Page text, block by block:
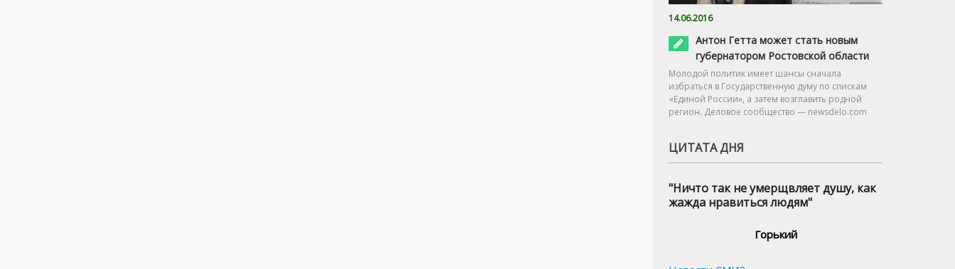
14.06.2016
Антон Гетта может стать новым
губернатором Ростовской области
Молодой политик имеет шансы сначала
избраться в Государственную думу по спискам
«Единой России», а затем возглавить родной
регион. Деловое сообщество — newsdelo.com
ЦИТАТА ДНЯ
"Ничто так не умерщвляет душу, как
жажда нравиться людям"
Горький